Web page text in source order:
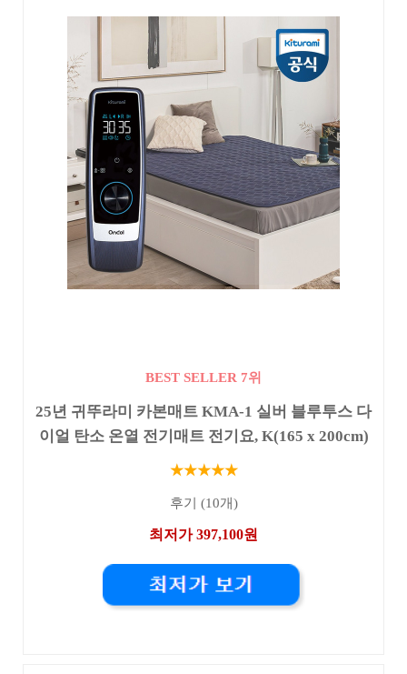
BEST SELLER 7위
25년 귀뚜라미 카본매트 KMA-1 실버 블루투스 다
이얼 탄소 온열 전기매트 전기요, K(165 x 200cm)
★★★★★
후기 (10개)
최저가 397,100원